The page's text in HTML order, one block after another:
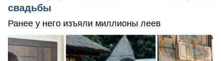
свадьбы
Ранее у него изъяли миллионы леев